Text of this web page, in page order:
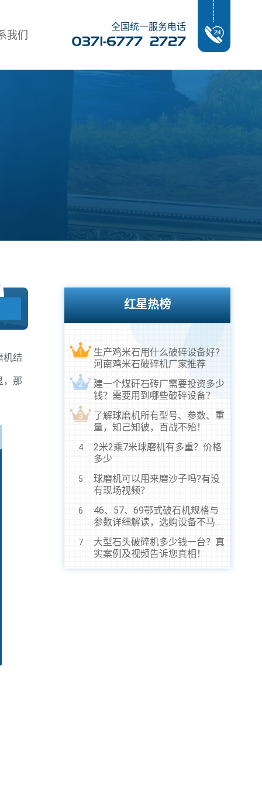
我们
全国统一服务电话
机结
，那
红星热榜
1
生产鸡米石用什么破碎设备好?
河南鸡米石破碎机厂家推荐
2
建一个煤矸石砖厂需要投资多少
钱？需要用到哪些破碎设备？
3
了解球磨机所有型号、参数、重
量，知己知彼，百战不殆！
4
2米2乘7米球磨机有多重？价格
多少
5
球磨机可以用来磨沙子吗?有没
有现场视频？
6
46、57、69鄂式破石机规格与
参数详细解读，选购设备不马
7
大型石头破碎机多少钱一台？真
实案例及视频告诉您真相！